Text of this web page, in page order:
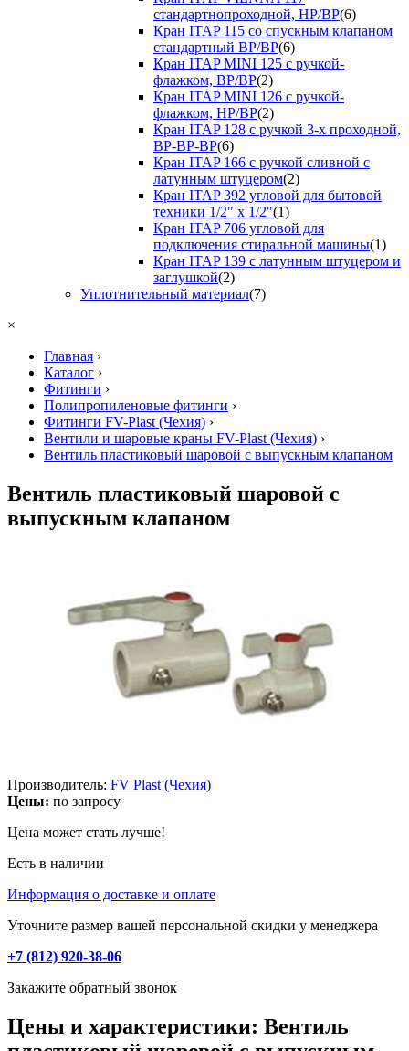
стандартнопроходной, НР/ВР(6)
Кран ITAP 115 со спускным клапаном
стандартный ВР/ВР(6)
Кран ITAP MINI 125 с ручкой-
флажком, ВР/ВР(2)
Кран ITAP MINI 126 с ручкой-
флажком, НР/ВР(2)
Кран ITAP 128 с ручкой 3-х проходной,
ВР-ВР-ВР(6)
Кран ITAP 166 с ручкой сливной с
латунным штуцером(2)
Кран ITAP 392 угловой для бытовой
техники 1/2" х 1/2"(1)
Кран ITAP 706 угловой для
подключения стиральной машины(1)
Кран ITAP 139 с латунным штуцером и
заглушкой(2)
Уплотнительный материал(7)
×
Главная ›
Каталог ›
Фитинги ›
Полипропиленовые фитинги ›
Фитинги FV-Plast (Чехия) ›
Вентили и шаровые краны FV-Plast (Чехия) ›
Вентиль пластиковый шаровой с выпускным клапаном
Вентиль пластиковый шаровой с
выпускным клапаном
Производитель: FV Plast (Чехия)
Цены: по запросу
Цена может стать лучше!
Есть в наличии
Информация о доставке и оплате
Уточните размер вашей персональной скидки у менеджера
+7 (812) 920-38-06
Закажите обратный звонок
Цены и характеристики: Вентиль